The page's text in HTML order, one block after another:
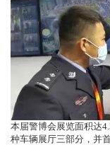
本届警博会展览面积达
种车辆展厅三部分，并